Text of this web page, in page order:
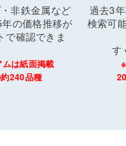
非鉄金属など
の価格推移が
で確認できま
は紙面掲載
240品種
過去3
検索可
す